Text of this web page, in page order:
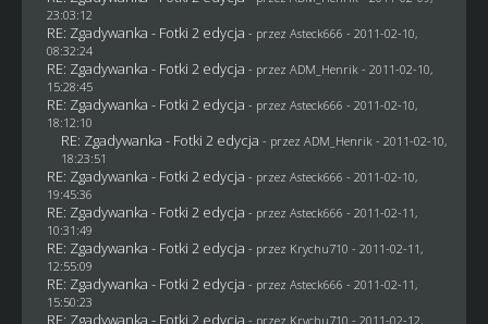
23:03:12
RE: Zgadywanka - Fotki 2 edycja - przez Asteck666 - 2011-02-10,
08:32:24
RE: Zgadywanka - Fotki 2 edycja - przez ADM_Henrik - 2011-02-10,
15:28:45
RE: Zgadywanka - Fotki 2 edycja - przez Asteck666 - 2011-02-10,
18:12:10
RE: Zgadywanka - Fotki 2 edycja - przez ADM_Henrik - 2011-02-10,
18:23:51
RE: Zgadywanka - Fotki 2 edycja - przez Asteck666 - 2011-02-10,
19:45:36
RE: Zgadywanka - Fotki 2 edycja - przez Asteck666 - 2011-02-11,
10:31:49
RE: Zgadywanka - Fotki 2 edycja - przez Krychu710 - 2011-02-11,
12:55:09
RE: Zgadywanka - Fotki 2 edycja - przez Asteck666 - 2011-02-11,
15:50:23
RE: Zgadywanka - Fotki 2 edycja - przez Krychu710 - 2011-02-12,